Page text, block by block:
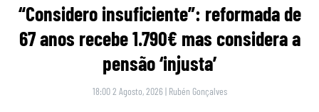
“Considero insuficiente”: reformada de
67 anos recebe 1.790€ mas considera a
pensão ‘injusta’
18:00 2 Agosto, 2026 | Rubén Gonçalves